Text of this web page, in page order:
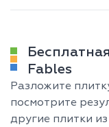
Fables
Разложите
посмотрите
другие плитки